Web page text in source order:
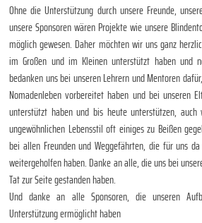
Ohne die Unterstützung durch unsere Freunde,
unsere Sponsoren wären Projekte wie unsere
möglich gewesen. Daher möchten wir uns ganz
im Großen und im Kleinen unterstützt haben und
bedanken uns bei unseren Lehrern und Mentoren
Nomadenleben vorbereitet haben und bei unseren
unterstützt haben und bis heute unterstützen,
ungewöhnlichen Lebensstil oft einiges zu Beißen
bei allen Freunden und Weggefährten, die für uns
weitergeholfen haben. Danke an alle, die uns bei
Tat zur Seite gestanden haben.
Und danke an alle Sponsoren, die unseren
Unterstützung ermöglicht haben